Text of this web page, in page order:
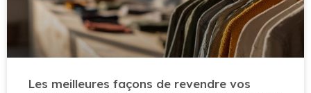
Les meilleures façons de revendre vos